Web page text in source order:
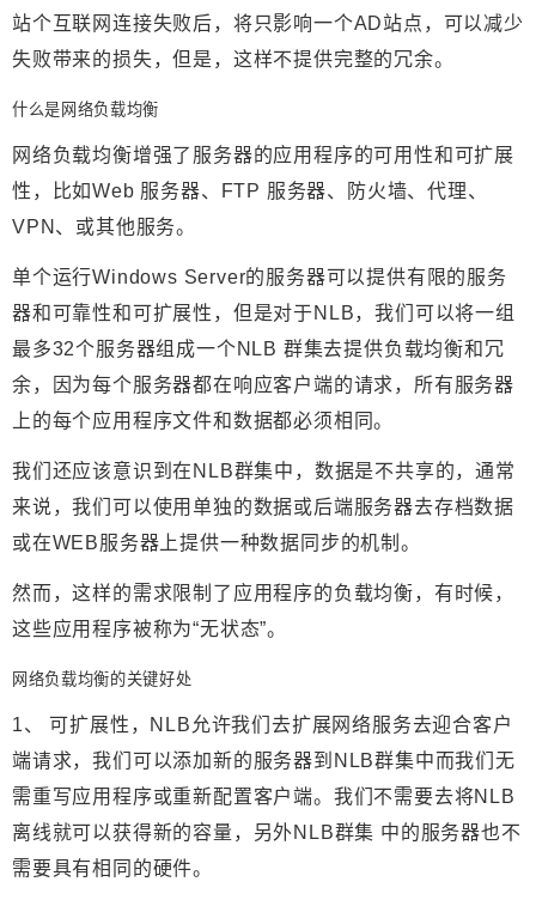
站个互联网连接失败后，将只影响一个AD站点，可以减少
失败带来的损失，但是，这样不提供完整的冗余。
什么是网络负载均衡
网络负载均衡增强了服务器的应用程序的可用性和可扩展
性，比如Web 服务器、FTP 服务器、防火墙、代理、
VPN、或其他服务。
单个运行Windows Server的服务器可以提供有限的服务
器和可靠性和可扩展性，但是对于NLB，我们可以将一组
最多32个服务器组成一个NLB 群集去提供负载均衡和冗
余，因为每个服务器都在响应客户端的请求，所有服务器
上的每个应用程序文件和数据都必须相同。
我们还应该意识到在NLB群集中，数据是不共享的，通常
来说，我们可以使用单独的数据或后端服务器去存档数据
或在WEB服务器上提供一种数据同步的机制。
然而，这样的需求限制了应用程序的负载均衡，有时候，
这些应用程序被称为“无状态”。
网络负载均衡的关键好处
1、 可扩展性，NLB允许我们去扩展网络服务去迎合客户
端请求，我们可以添加新的服务器到NLB群集中而我们无
需重写应用程序或重新配置客户端。我们不需要去将NLB
离线就可以获得新的容量，另外NLB群集 中的服务器也不
需要具有相同的硬件。